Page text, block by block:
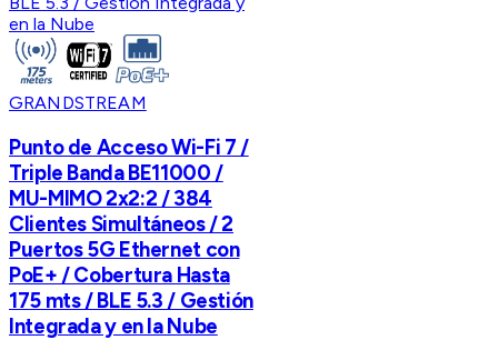
GRANDSTREAM
Punto de Acceso Wi-Fi 7 /
Triple Banda BE11000 /
MU-MIMO 2x2:2 / 384
Clientes Simultáneos / 2
Puertos 5G Ethernet con
PoE+ / Cobertura Hasta
175 mts / BLE 5.3 / Gestión
Integrada y en la Nube